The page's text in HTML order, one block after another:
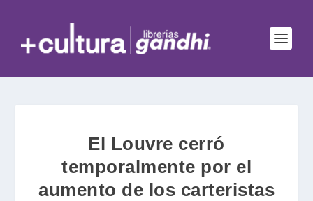
El Louvre cerró
temporalmente por el
aumento de los carteristas